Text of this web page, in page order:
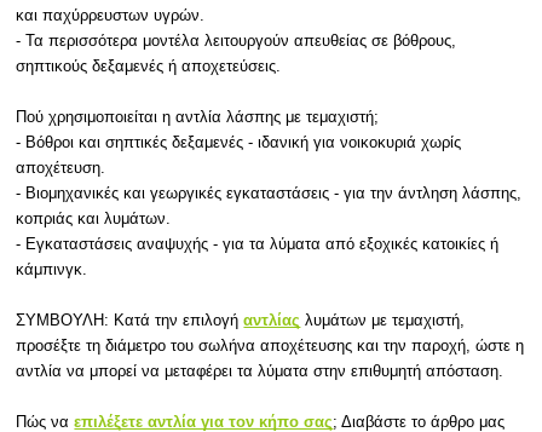
και παχύρρευστων υγρών.
- Τα περισσότερα μοντέλα λειτουργούν απευθείας σε βόθρους,
σηπτικούς δεξαμενές ή αποχετεύσεις.
Πού χρησιμοποιείται η αντλία λάσπης με τεμαχιστή;
- Βόθροι και σηπτικές δεξαμενές - ιδανική για νοικοκυριά χωρίς
αποχέτευση.
- Βιομηχανικές και γεωργικές εγκαταστάσεις - για την άντληση λάσπης,
κοπριάς και λυμάτων.
- Εγκαταστάσεις αναψυχής - για τα λύματα από εξοχικές κατοικίες ή
κάμπινγκ.
ΣΥΜΒΟΥΛΗ: Κατά την επιλογήαντλίας λυμάτων με τεμαχιστή,
προσέξτε τη διάμετρο του σωλήνα αποχέτευσης και την παροχή, ώστε η
αντλία να μπορεί να μεταφέρει τα λύματα στην επιθυμητή απόσταση.
Πώς ναεπιλέξετε αντλία για τον κήπο σας; Διαβάστε το άρθρο μας